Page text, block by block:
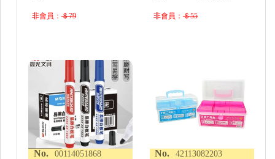
非會員：＄79 非會員：＄55
No. 00114051868 No. 42113082203